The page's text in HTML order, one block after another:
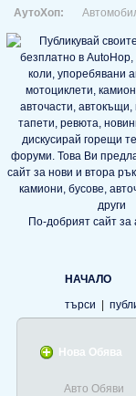
АутоХоп:
По-добрият сайт за
НАЧАЛО
търси
Нова Обява
Авто Обяви